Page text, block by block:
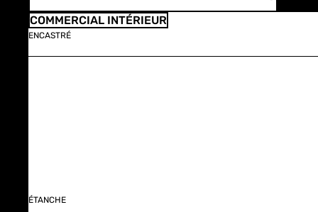
COMMERCIAL INTÉRIEUR
ENCASTRÉ
ÉTANCHE